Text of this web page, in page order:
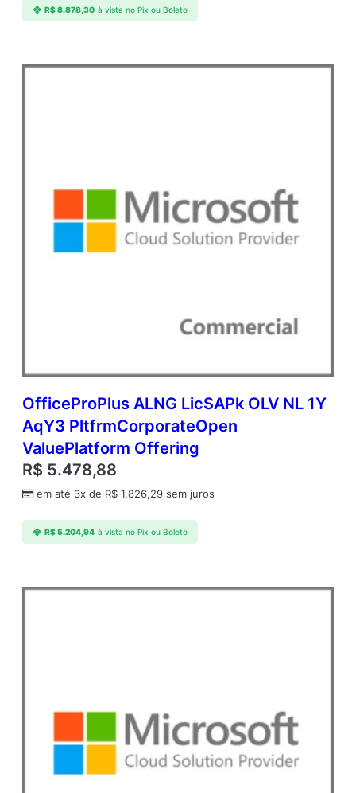
R$8.878,30 à vista no Pix ou Boleto
OfficeProPlus ALNG LicSAPk OLV NL 1Y
AqY3 PltfrmCorporateOpen
ValuePlatform Offering
R$ 5.478,88
em até 3x de R$ 1.826,29 sem juros
R$5.204,94 à vista no Pix ou Boleto